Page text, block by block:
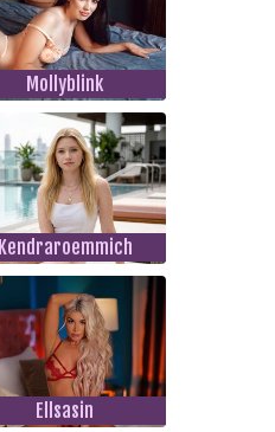
Mollyblink
Kendraroemmich
Ellsasin